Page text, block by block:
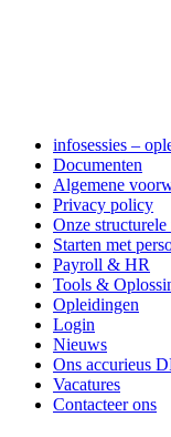
infosessies –
Documenten
Algemene
Privacy policy
Onze structurele
Starten met
Payroll & HR
Tools &
Opleidingen
Login
Nieuws
Ons accurieus
Vacatures
Contacteer ons